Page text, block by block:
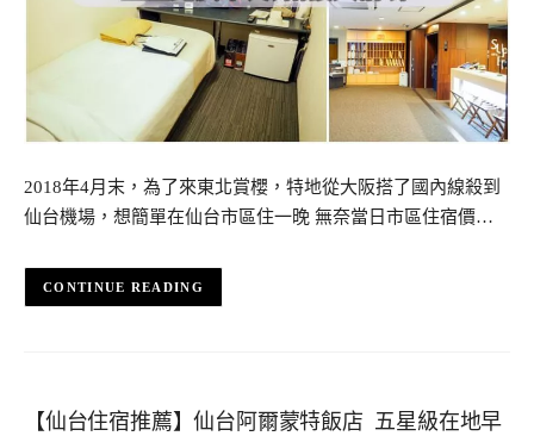
2018年4月末，為了來東北賞櫻，特地從大阪搭了國內線殺到
仙台機場，想簡單在仙台市區住一晚 無奈當日市區住宿價…
CONTINUE READING
【仙台住宿推薦】仙台阿爾蒙特飯店 五星級在地早